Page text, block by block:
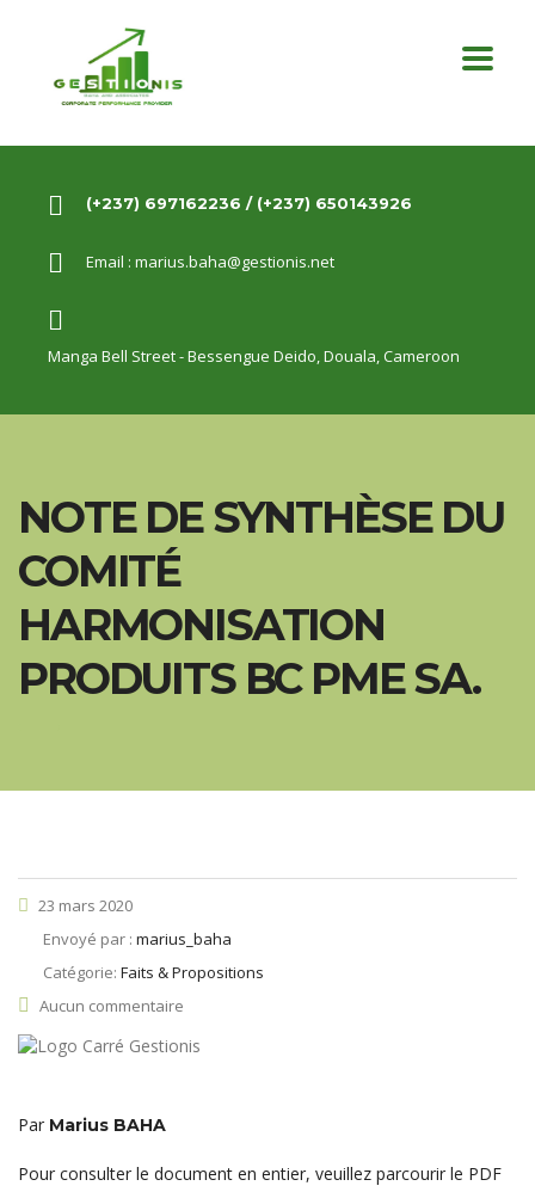
(+237) 697162236 / (+237) 650143926
Email : marius.baha@gestionis.net
Manga Bell Street - Bessengue Deido,Douala, Cameroon
NOTE DE SYNTHÈSE DU
COMITÉ
HARMONISATION
PRODUITS BC PME SA.
23 mars 2020
Envoyé par : marius_baha
Catégorie: Faits & Propositions
Aucun commentaire
Par Marius BAHA
Pour consulter le document en entier, veuillez parcourir le PDF